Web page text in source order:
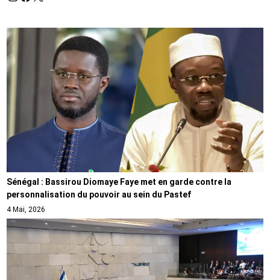
Sénégal : Bassirou Diomaye Faye met en garde contre la
personnalisation du pouvoir au sein du Pastef
4 Mai, 2026